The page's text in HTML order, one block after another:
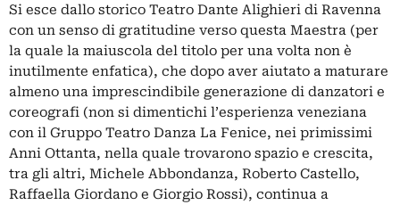
Si esce dallo storico Teatro Dante Alighieri di Ravenna
con un senso di gratitudine verso questa Maestra (per
la quale la maiuscola del titolo per una volta non è
inutilmente enfatica), che dopo aver aiutato a maturare
almeno una imprescindibile generazione di danzatori e
coreografi (non si dimentichi l’esperienza veneziana
con il Gruppo Teatro Danza La Fenice, nei primissimi
Anni Ottanta, nella quale trovarono spazio e crescita,
tra gli altri, Michele Abbondanza, Roberto Castello,
Raffaella Giordano e Giorgio Rossi), continua a